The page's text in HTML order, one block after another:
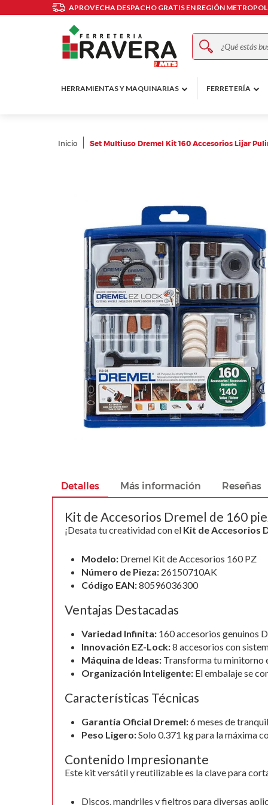
APROVECHA DESPACHO GRATIS EN REGIÓN
Buscar
HERRAMIENTAS Y MAQUINARIAS FERRETERÍA
Inicio Set Multiuso Dremel Kit 160 Accesorios Lijar
beginning
of
images
gallery
Detalles
Kit de Accesorios Dremel de 160
¡Desata tu creatividad con el Kit de Accesorios
Modelo: Dremel Kit de Accesorios 160 PZ
Número de Pieza: 26150710AK
Código EAN:80596036300
Ventajas Destacadas
Variedad Infinita: 160 accesorios genuinos
Innovación EZ-Lock:8 accesorios con
Máquina de Ideas: Transforma tu minitorno
Organización Inteligente: El embalaje se
Características Técnicas
Garantía Oficial Dremel:6 meses de
Peso Ligero:Solo 0.371 kg para la máxima
Contenido Impresionante
Este kit versátil y reutilizable es la clave para
Discos, mandriles y fieltros para diversas
Más información Reseñas